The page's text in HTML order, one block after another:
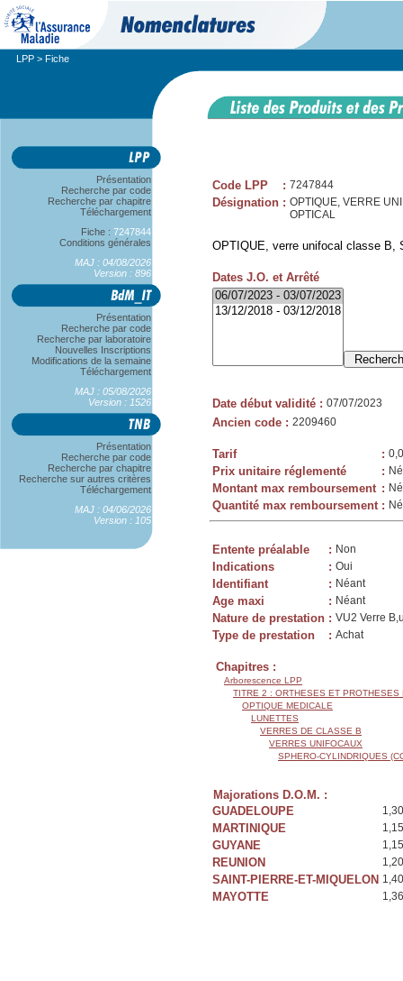
LPP > Fiche
Présentation
Recherche par code
Recherche par chapitre
Téléchargement
Fiche : 7247844
Conditions générales
MAJ : 04/08/2026
Version : 896
Présentation
Recherche par code
Recherche par laboratoire
Nouvelles Inscriptions
Modifications de la semaine
Téléchargement
MAJ : 05/08/2026
Version : 1526
Présentation
Recherche par code
Recherche par chapitre
Recherche sur autres critères
Téléchargement
MAJ : 04/06/2026
Version : 105
Code LPP : 7247844
Désignation : OPTIQUE, VERRE
OPTICAL
OPTIQUE, verre unifocal classe
Dates J.O. et Arrêté
Date début validité : 07/07/2023
Ancien code : 2209460
Tarif :
Prix unitaire réglementé :
Montant max remboursement :
Quantité max remboursement :
Entente préalable : Non
Indications : Oui
Identifiant : Néant
Age maxi : Néant
Nature de prestation : VU2 Verre
Type de prestation : Achat
Chapitres :
Arborescence LPP
TITRE 2 : ORTHESES ET PROTHESES
OPTIQUE MEDICALE
LUNETTES
VERRES DE CLASSE B
VERRES UNIFOCAUX
SPHERO-CYLINDRIQUES
Majorations D.O.M. :
GUADELOUPE
MARTINIQUE
GUYANE
REUNION
SAINT-PIERRE-ET-MIQUELON
MAYOTTE